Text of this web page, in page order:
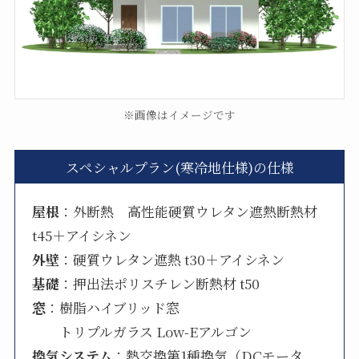
※画像はイメージです
スペシャルプラン(寒冷地仕様)の仕様
屋根 ：外断熱 高性能硬質ウレタン遮熱断熱材
t45＋アイシネン
外壁 ：硬質ウレタン遮熱 t30＋アイシネン
基礎 ：押出法ポリスチレン断熱材 t50
窓 ：樹脂ハイブリッド窓
トリプルガラス Low-Eアルゴン